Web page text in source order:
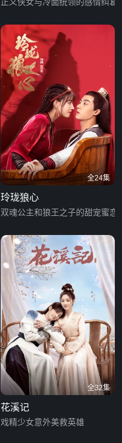
正义侠女与冷面统领的感情纠葛
全24集
玲珑狼心
双魂公主和狼王之子的甜宠蜜恋
全32集
花溪记
戏精少女意外美救英雄